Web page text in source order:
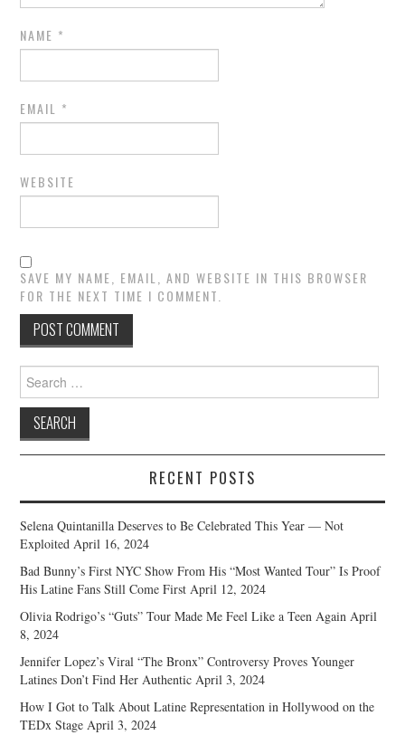
NAME *
EMAIL *
WEBSITE
SAVE MY NAME, EMAIL, AND WEBSITE IN THIS BROWSER
FOR THE NEXT TIME I COMMENT.
Search
for:
RECENT POSTS
Selena Quintanilla Deserves to Be Celebrated This Year — Not
Exploited April 16, 2024
Bad Bunny’s First NYC Show From His “Most Wanted Tour” Is Proof
His Latine Fans Still Come First April 12, 2024
Olivia Rodrigo’s “Guts” Tour Made Me Feel Like a Teen Again April
8, 2024
Jennifer Lopez’s Viral “The Bronx” Controversy Proves Younger
Latines Don’t Find Her Authentic April 3, 2024
How I Got to Talk About Latine Representation in Hollywood on the
TEDx Stage April 3, 2024